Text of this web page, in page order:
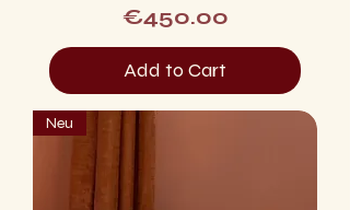
Price
€450.00
Add to Cart
Neu